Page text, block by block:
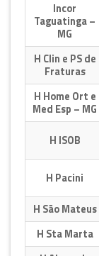
Incor
Taguatinga –
MG
H Clin e PS de
Fraturas
H Home Ort e
Med Esp – MG
H ISOB
H Pacini
H São Mateus
H Sta Marta